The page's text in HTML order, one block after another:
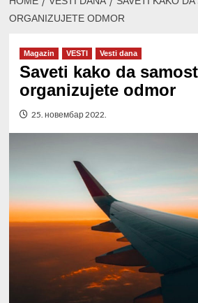
ORGANIZUJETE ODMOR
Magazin VESTI Vesti dana
Saveti kako da
organizujete odmor
25. новембар 2022.